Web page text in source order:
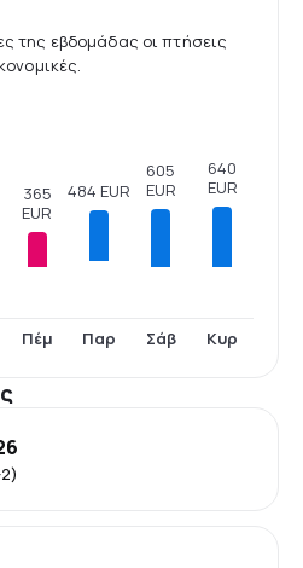
της εβδομάδας οι πτήσεις
365
EUR
Πέμ
484 EUR
Παρ
605
EUR
Σάβ
640
EUR
Κυρ